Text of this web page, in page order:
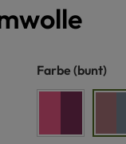
Farbe auswählen
(bunt)